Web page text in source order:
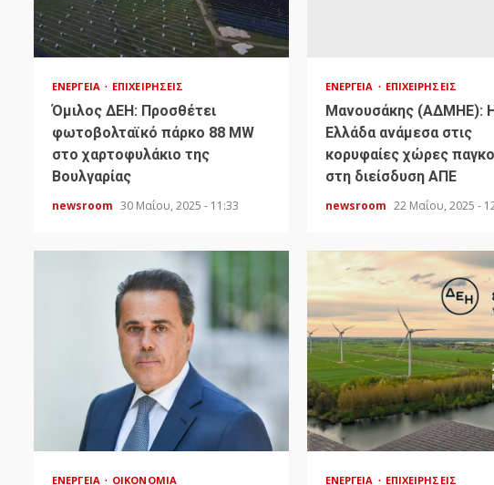
ΕΝΈΡΓΕΙΑ ΕΠΙΧΕΙΡΉΣΕΙΣ
Όμιλος ΔΕΗ: Προσθέτει
φωτοβολταϊκό πάρκο 88 MW
στο χαρτοφυλάκιο της
Βουλγαρίας
newsroom 30 Μαΐου, 2025 - 11:33
ΕΝΈΡΓΕΙΑ ΕΠΙΧΕΙΡΉΣΕΙΣ
Μανουσάκης (ΑΔΜΗΕ):
Ελλάδα ανάμεσα στις
κορυφαίες χώρες
στη διείσδυση ΑΠΕ
newsroom 22 Μαΐου, 2025 -
ΕΝΈΡΓΕΙΑ ΟΙΚΟΝΟΜΊΑ ΕΝΈΡΓΕΙΑ ΕΠΙΧΕΙΡΉΣΕΙΣ